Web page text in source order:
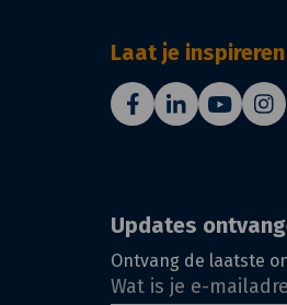
Laat je inspireren
Updates
Ontvang de laatste